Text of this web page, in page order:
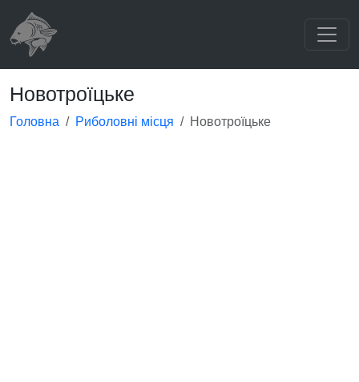
Новотроїцьке
Головна Риболовні місця Новотроїцьке